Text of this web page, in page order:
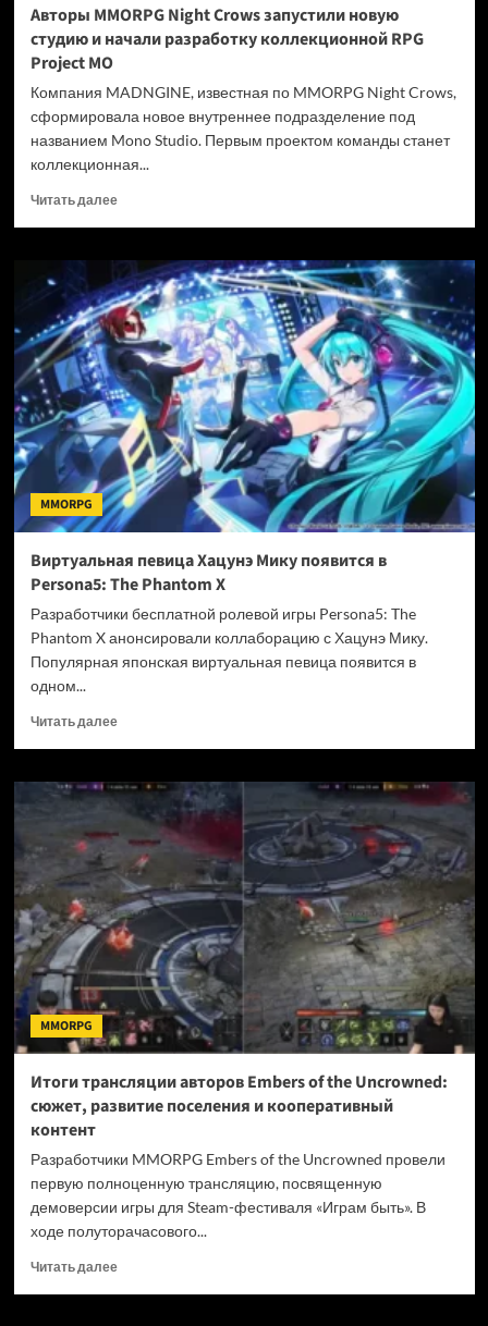
Авторы MMORPG Night Crows запустили новую
студию и начали разработку коллекционной RPG
Project MO
Компания MADNGINE, известная по MMORPG Night Crows,
сформировала новое внутреннее подразделение под
названием Mono Studio. Первым проектом команды станет
коллекционная...
Читать далееПрочитать
Авторы
MMORPG
Night
Crows
запустили
новую
студию
и
начали
разработку
коллекционной
RPG
Project
MO
MMORPG
Виртуальная певица Хацунэ Мику появится в
Persona5: The Phantom X
Разработчики бесплатной ролевой игры Persona5: The
Phantom X анонсировали коллаборацию с Хацунэ Мику.
Популярная японская виртуальная певица появится в
одном...
Читать далееПрочитать
Виртуальная
певица
Хацунэ
Мику
появится
в
Persona5:
The
Phantom
MMORPG
Итоги трансляции авторов Embers of the Uncrowned:
сюжет, развитие поселения и кооперативный
контент
Разработчики MMORPG Embers of the Uncrowned провели
первую полноценную трансляцию, посвященную
демоверсии игры для Steam-фестиваля «Играм быть». В
ходе полуторачасового...
Читать далееПрочитать